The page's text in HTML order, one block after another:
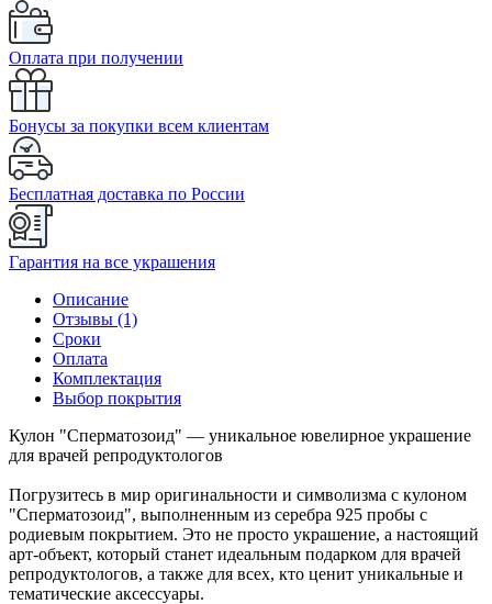
Оплата при получении
Бонусы за покупки всем клиентам
Бесплатная доставка по России
Гарантия на все украшения
Описание
Отзывы (1)
Сроки
Оплата
Комплектация
Выбор покрытия
Кулон "Сперматозоид" — уникальное ювелирное украшение
для врачей репродуктологов
Погрузитесь в мир оригинальности и символизма с кулоном
"Сперматозоид", выполненным из серебра 925 пробы с
родиевым покрытием. Это не просто украшение, а настоящий
арт-объект, который станет идеальным подарком для врачей
репродуктологов, а также для всех, кто ценит уникальные и
тематические аксессуары.